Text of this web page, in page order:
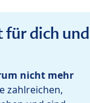
für dich und
nicht mehr
zahlreichen,